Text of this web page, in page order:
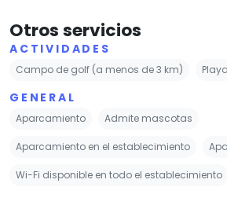
Otros servicios
ACTIVIDADES
Campo de golf (a menos de 3 km) Playa
GENERAL
Aparcamiento Admite mascotas
Aparcamiento en el establecimiento
Wi-Fi disponible en todo el establecimiento